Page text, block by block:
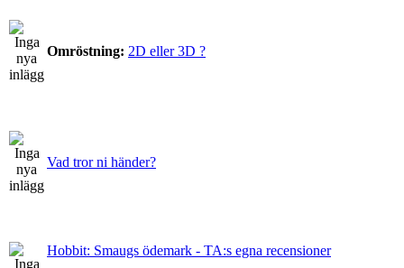
Omröstning: 2D eller 3D ?
Vad tror ni händer?
Hobbit: Smaugs ödemark - TA:s egna recensioner